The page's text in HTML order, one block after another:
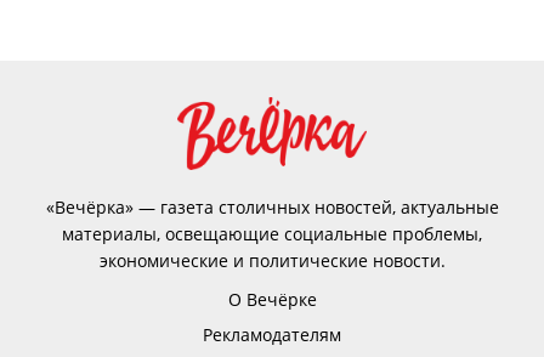
«Вечёрка» — газета столичных новостей, актуальные
материалы, освещающие социальные проблемы,
экономические и политические новости.
О Вечёрке
Рекламодателям